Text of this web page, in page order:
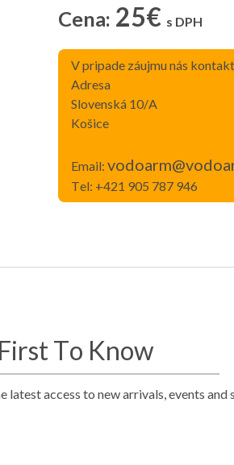
Cena: 25€ s DPH
V pripade záujmu nás
Adresa
Slovenská 10/A
Košice
Email:
Tel: +421 905 787 946
To Know
latest access to new arrivals, events and